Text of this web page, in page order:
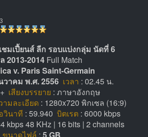
มเปี้ยนส์ ลีก รอบแบ่งกลุ่ม นัดที่ 6
2013-2014Full Match
v. Paris Saint-Germain
วาคม พ.ศ. 2556 เวลา : 02.45 น.
เสียงบรรยาย : ภาษาอังกฤษ
ามละเอียด : 1280x720 พิกเซล (16:9)
วินาที : 59.940 บิตเรต : 6000 kbps
kbps 48 KHz | 16 bits | 2 channels